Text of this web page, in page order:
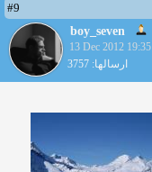
#9
boy_seven
13 Dec 2012 19:35
ارسالها: 3757